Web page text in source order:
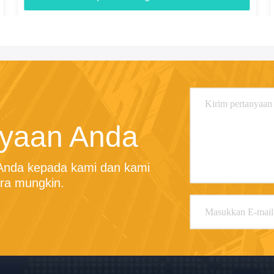
Anda
kepada kami dan kami
mungkin.